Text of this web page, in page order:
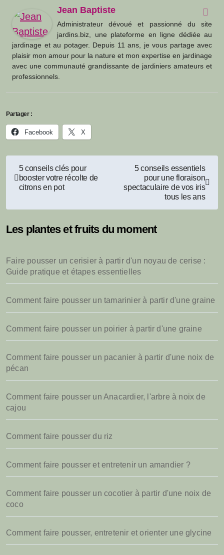
Jean Baptiste
Administrateur dévoué et passionné du site
jardins.biz, une plateforme en ligne dédiée au
jardinage et au potager. Depuis 11 ans, je vous partage avec
plaisir mon amour pour la nature et mon expertise en jardinage
avec une communauté grandissante de jardiniers amateurs et
professionnels.
Partager :
Facebook X
Navigation
de
l’article
5 conseils clés pour
booster votre récolte de
citrons en pot
5 conseils essentiels
pour une floraison
spectaculaire de vos iris
tous les ans
Les plantes et fruits du moment
Faire pousser un cerisier à partir d'un noyau de cerise :
Guide pratique et étapes essentielles
Comment faire pousser un tamarinier à partir d'une graine
Comment faire pousser un poirier à partir d'une graine
Comment faire pousser un pacanier à partir d'une noix de
pécan
Comment faire pousser un Anacardier, l'arbre à noix de
cajou
Comment faire pousser du riz
Comment faire pousser et entretenir un amandier ?
Comment faire pousser un cocotier à partir d'une noix de
coco
Comment faire pousser, entretenir et orienter une glycine